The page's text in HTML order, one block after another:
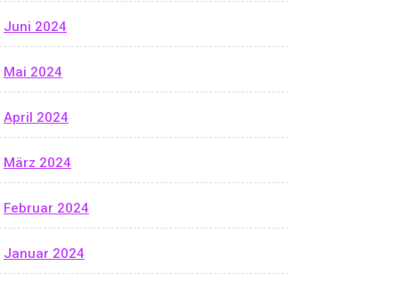
Juni 2024
Mai 2024
April 2024
März 2024
Februar 2024
Januar 2024